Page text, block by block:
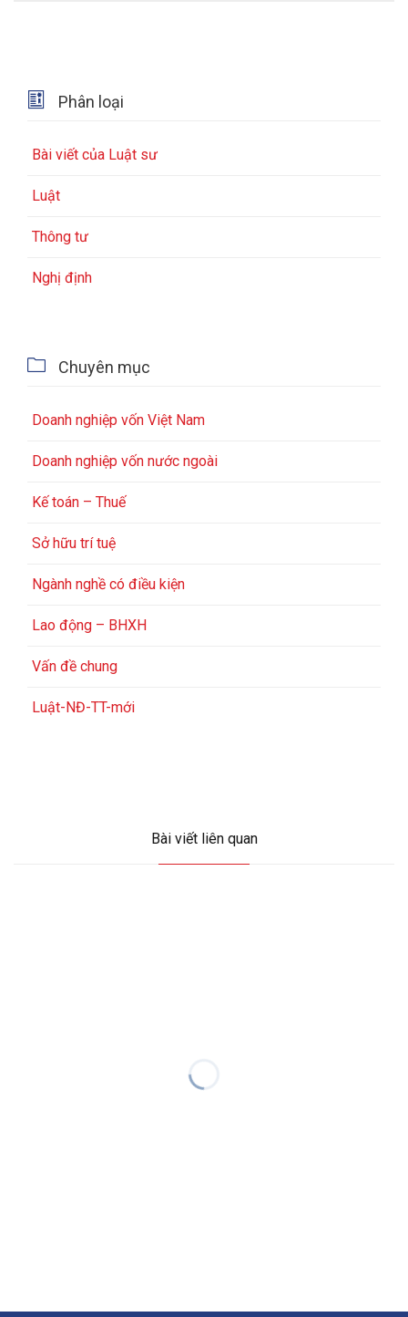
 Phân loại
Bài viết của Luật sư
Luật
Thông tư
Nghị định
 Chuyên mục
Doanh nghiệp vốn Việt Nam
Doanh nghiệp vốn nước ngoài
Kế toán – Thuế
Sở hữu trí tuệ
Ngành nghề có điều kiện
Lao động – BHXH
Vấn đề chung
Luật-NĐ-TT-mới
Bài viết liên quan